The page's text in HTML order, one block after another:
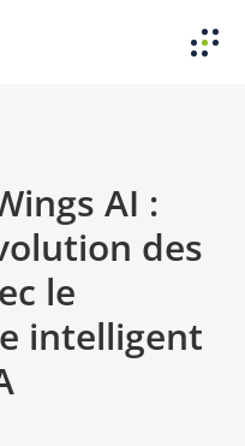
AI :
des
le
intelligent